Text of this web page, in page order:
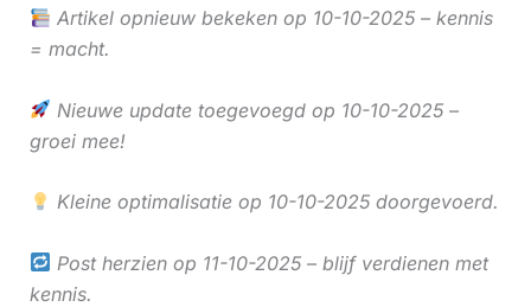
Artikel opnieuw bekeken op 10-10-2025 – kennis
= macht.
Nieuwe update toegevoegd op 10-10-2025 –
groei mee!
Kleine optimalisatie op 10-10-2025 doorgevoerd.
Post herzien op 11-10-2025 – blijf verdienen met
kennis.